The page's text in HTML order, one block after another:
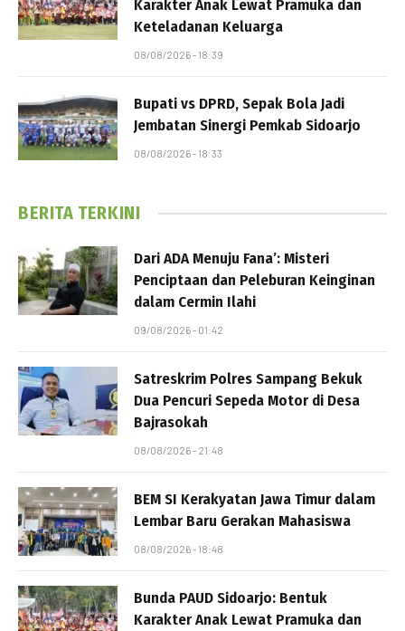
Karakter Anak Lewat Pramuka dan
Keteladanan Keluarga
08/08/2026 - 18:39
Bupati vs DPRD, Sepak Bola Jadi
Jembatan Sinergi Pemkab Sidoarjo
08/08/2026 - 18:33
BERITA TERKINI
Dari ADA Menuju Fana’: Misteri
Penciptaan dan Peleburan Keinginan
dalam Cermin Ilahi
09/08/2026 - 01:42
Satreskrim Polres Sampang Bekuk
Dua Pencuri Sepeda Motor di Desa
Bajrasokah
08/08/2026 - 21:48
BEM SI Kerakyatan Jawa Timur dalam
Lembar Baru Gerakan Mahasiswa
08/08/2026 - 18:48
Bunda PAUD Sidoarjo: Bentuk
Karakter Anak Lewat Pramuka dan